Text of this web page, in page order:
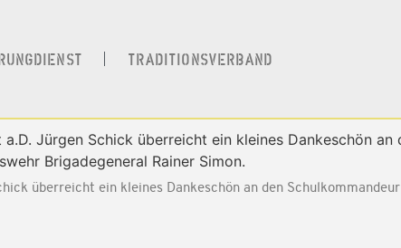
TRADITIONSVERBAND
überreicht ein kleines Dankeschön an den